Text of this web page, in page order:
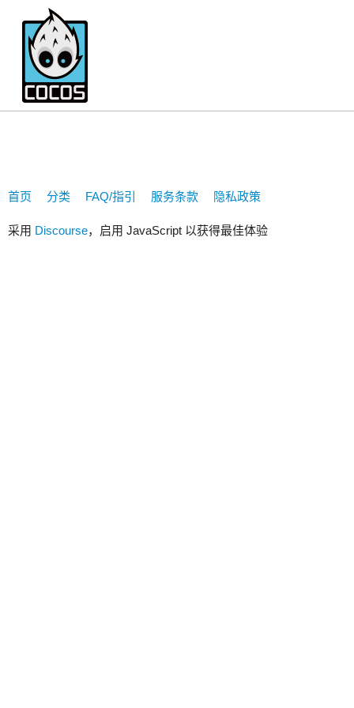
yhsMail201836
首页 分类 FAQ/指引 服务条款 隐私政策
采用 Discourse，启用 JavaScript 以获得最佳体验